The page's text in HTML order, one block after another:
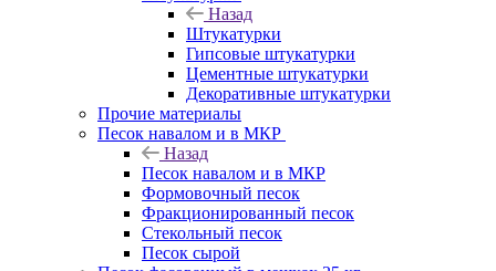
Назад
Штукатурки
Гипсовые штукатурки
Цементные штукатурки
Декоративные штукатурки
Прочие материалы
Песок навалом и в МКР
Назад
Песок навалом и в МКР
Формовочный песок
Фракционированный песок
Стекольный песок
Песок сырой